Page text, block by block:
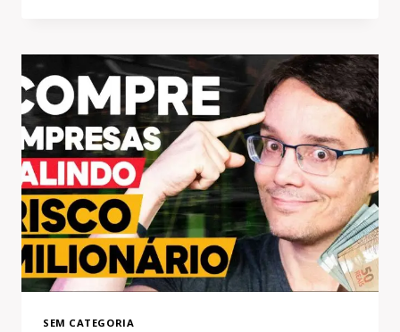
COMEÇOU
[MAIOR
DATA
PARA
VENDAS]
SEM CATEGORIA